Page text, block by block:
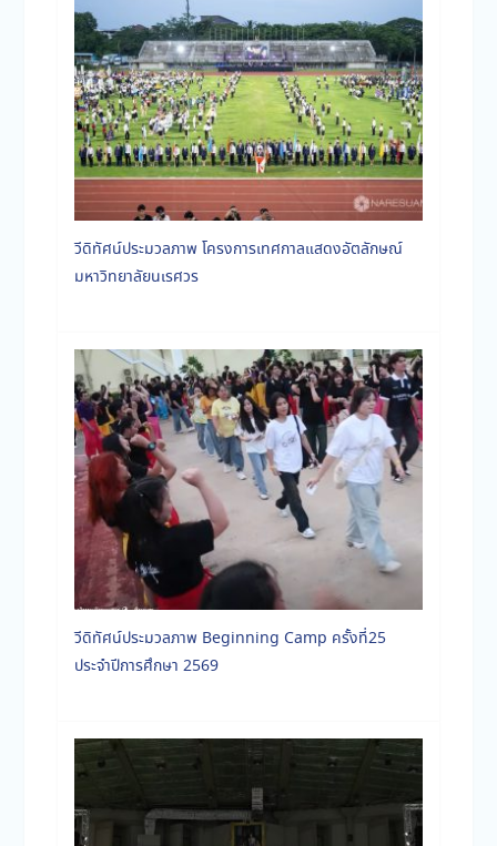
วีดิทัศน์ประมวลภาพ โครงการเทศกาลแสดงอัตลักษณ์
มหาวิทยาลัยนเรศวร
วีดิทัศน์ประมวลภาพ Beginning Camp ครั้งที่25
ประจำปีการศึกษา 2569